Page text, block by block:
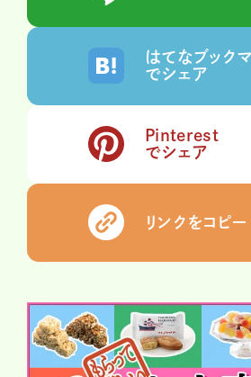
はてなブック
でシェア
Pinterest
でシェア
リンクをコピー